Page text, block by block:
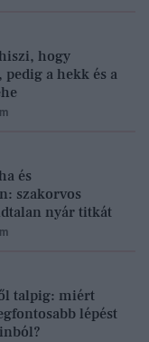
hogy
pedig a hekk és a
és
szakorvos
nyár titkát
talpig: miért
lépést